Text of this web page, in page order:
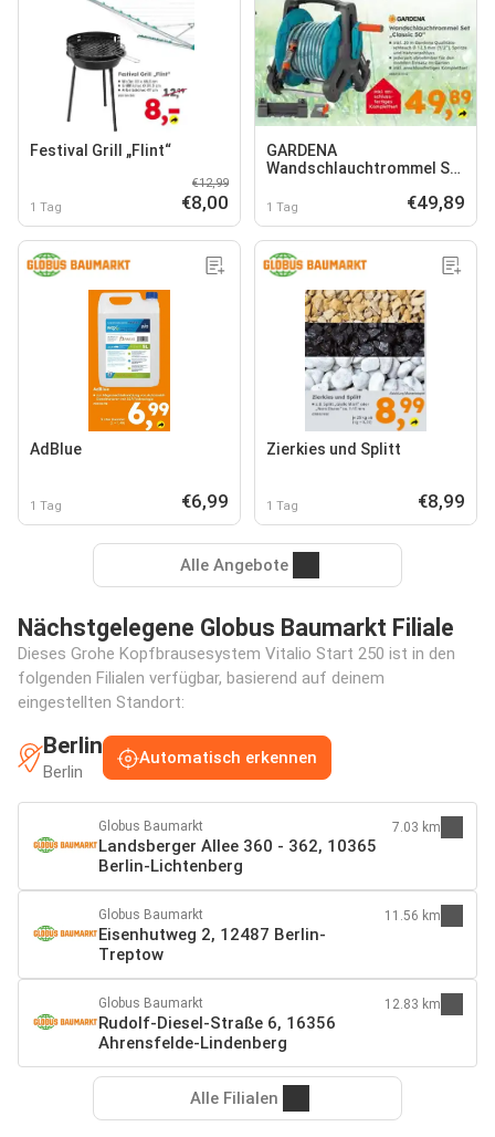
Festival Grill „Flint“
1 Tag
€12,99
€8,00
GARDENA
Wandschlauchtrommel Set
1 Tag €49,89
AdBlue
1 Tag €6,99
Zierkies und Splitt
1 Tag €8,99
Alle Angebote
Nächstgelegene Globus Baumarkt Filiale
Dieses Grohe Kopfbrausesystem Vitalio Start 250 ist in den
folgenden Filialen verfügbar, basierend auf deinem
eingestellten Standort:
Berlin
Berlin
Automatisch erkennen
Globus Baumarkt
Landsberger Allee 360 - 362, 10365
Berlin-Lichtenberg
7.03 km
Globus Baumarkt
Eisenhutweg 2, 12487 Berlin-
Treptow
11.56 km
Globus Baumarkt
Rudolf-Diesel-Straße 6, 16356
Ahrensfelde-Lindenberg
12.83 km
Alle Filialen